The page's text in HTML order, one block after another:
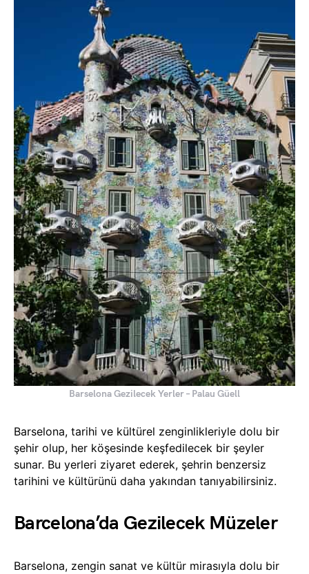
Barselona Gezilecek Yerler – Palau Güell
Barselona, tarihi ve kültürel zenginlikleriyle dolu bir
şehir olup, her köşesinde keşfedilecek bir şeyler
sunar. Bu yerleri ziyaret ederek, şehrin benzersiz
tarihini ve kültürünü daha yakından tanıyabilirsiniz.
Barcelona’da Gezilecek Müzeler
Barselona, zengin sanat ve kültür mirasıyla dolu bir